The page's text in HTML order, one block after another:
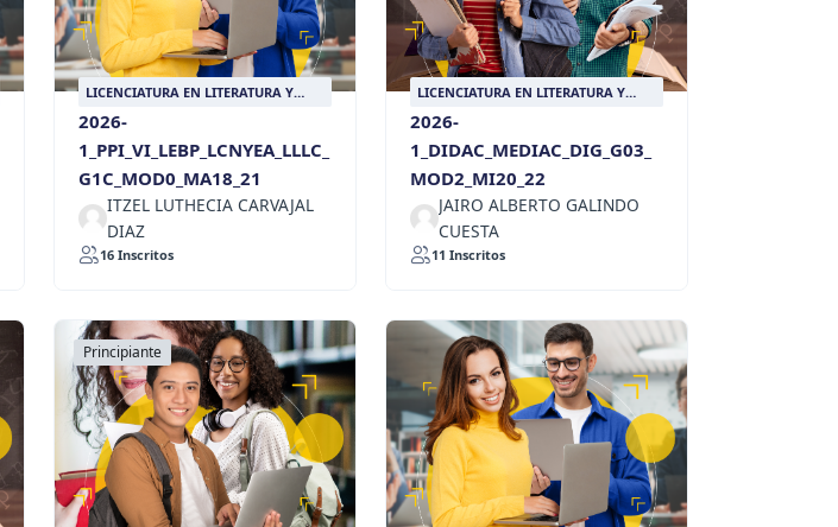
LICENCIATURA EN LITERATURA Y
2026-
1_PPI_VI_LEBP_LCNYEA_LLLC_
G1C_MOD0_MA18_21
ITZEL LUTHECIA CARVAJAL
DIAZ
16 Inscritos
LICENCIATURA EN LITERATURA Y
2026-
1_DIDAC_MEDIAC_DIG_G03_
MOD2_MI20_22
JAIRO ALBERTO GALINDO
CUESTA
11 Inscritos
Principiante